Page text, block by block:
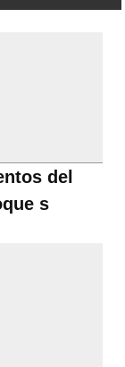
del
s